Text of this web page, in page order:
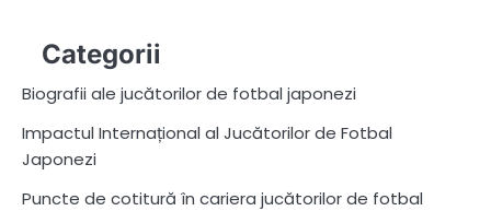
Categorii
Biografii ale jucătorilor de fotbal japonezi
Impactul Internațional al Jucătorilor de Fotbal
Japonezi
Puncte de cotitură în cariera jucătorilor de fotbal